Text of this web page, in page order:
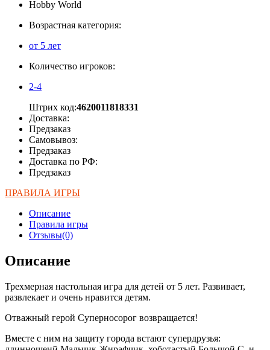
Hobby World
Возрастная категория:
от 5 лет
Количество игроков:
2-4
Штрих код:4620011818331
Доставка:
Предзаказ
Самовывоз:
Предзаказ
Доставка по РФ:
Предзаказ
ПРАВИЛА ИГРЫ
Описание
Правила игры
Отзывы(0)
Описание
Трехмерная настольная игра для детей от 5 лет. Развивает,
развлекает и очень нравится детям.
Отважный герой Суперносорог возвращается!
Вместе с ним на защиту города встают супердрузья: